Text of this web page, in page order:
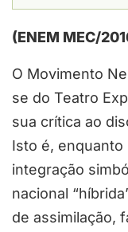
(ENEM MEC/
O Movimento
se do Teatro
sua crítica ao
Isto é, enquanto
integração
nacional
de assimilação,